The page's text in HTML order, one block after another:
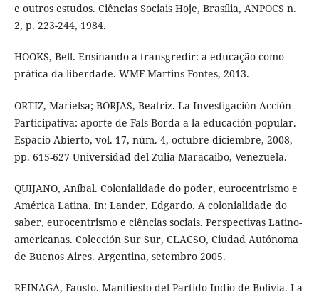
e outros estudos. Ciências Sociais Hoje, Brasília, ANPOCS n.
2, p. 223-244, 1984.
HOOKS, Bell. Ensinando a transgredir: a educação como
prática da liberdade. WMF Martins Fontes, 2013.
ORTIZ, Marielsa; BORJAS, Beatriz. La Investigación Acción
Participativa: aporte de Fals Borda a la educación popular.
Espacio Abierto, vol. 17, núm. 4, octubre-diciembre, 2008,
pp. 615-627 Universidad del Zulia Maracaibo, Venezuela.
QUIJANO, Aníbal. Colonialidade do poder, eurocentrismo e
América Latina. In: Lander, Edgardo. A colonialidade do
saber, eurocentrismo e ciências sociais. Perspectivas Latino-
americanas. Colección Sur Sur, CLACSO, Ciudad Autónoma
de Buenos Aires. Argentina, setembro 2005.
REINAGA, Fausto. Manifiesto del Partido Indio de Bolivia. La